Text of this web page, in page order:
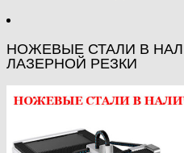
НОЖЕВЫЕ СТАЛИ В
ЛАЗЕРНОЙ РЕЗКИ